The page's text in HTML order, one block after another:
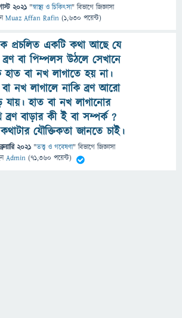
2021 "স্বাস্থ্য ও চিকিৎসা" বিভাগে জিজ্ঞাসা
Muaz Affan Rafin (1,630 পয়েন্ট)
প্রচলিত একটি কথা আছে যে
বা পিম্পলস উঠলে সেখানে
হাত বা নখ লাগাতে হয় না।
নখ লাগালে নাকি ব্রণ আরো
যায়। হাত বা নখ লাগানোর
ব্রণ বাড়ার কী ই বা সম্পর্ক ?
যৌক্তিকতা জানতে চাই।
2021 "তত্ত্ব ও গবেষণা" বিভাগে জিজ্ঞাসা
Admin (71,360 পয়েন্ট)